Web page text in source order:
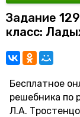
11 класс
Задание
класс:
Бесплатное
решебника по
Л.А.